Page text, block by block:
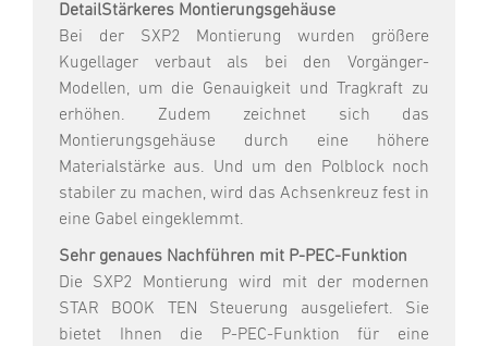
DetailStärkeres Montierungsgehäuse
Bei der SXP2 Montierung wurden größere
Kugellager verbaut als bei den Vorgänger-
Modellen, um die Genauigkeit und Tragkraft zu
erhöhen. Zudem zeichnet sich das
Montierungsgehäuse durch eine höhere
Materialstärke aus. Und um den Polblock noch
stabiler zu machen, wird das Achsenkreuz fest in
eine Gabel eingeklemmt.
Sehr genaues Nachführen mit P-PEC-Funktion
Die SXP2 Montierung wird mit der modernen
STAR BOOK TEN Steuerung ausgeliefert. Sie
bietet Ihnen die P-PEC-Funktion für eine